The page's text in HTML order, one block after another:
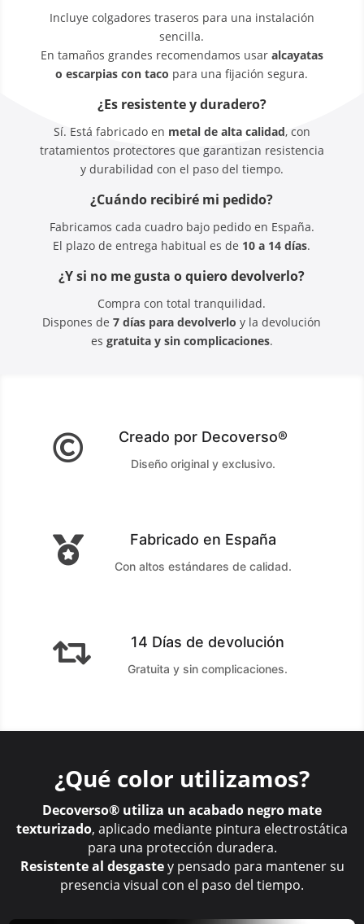
Incluye colgadores traseros para una instalación
sencilla.
En tamaños grandes recomendamos usar alcayatas
o escarpias con taco para una fijación segura.
¿Es resistente y duradero?
Sí. Está fabricado en metal de alta calidad, con
tratamientos protectores que garantizan resistencia
y durabilidad con el paso del tiempo.
¿Cuándo recibiré mi pedido?
Fabricamos cada cuadro bajo pedido en España.
El plazo de entrega habitual es de 10 a 14 días.
¿Y si no me gusta o quiero devolverlo?
Compra con total tranquilidad.
Dispones de7 días para devolverlo y la devolución
es gratuita y sin complicaciones.
 Creado por Decoverso®
Diseño original y exclusivo.
 Fabricado en España
Con altos estándares de calidad.
 14 Días de devolución
Gratuita y sin complicaciones.
¿Qué color utilizamos?
Decoverso® utiliza un acabado negro mate
texturizado, aplicado mediante pintura electrostática
para una protección duradera.
Resistente al desgastey pensado para mantener su
presencia visual con el paso del tiempo.